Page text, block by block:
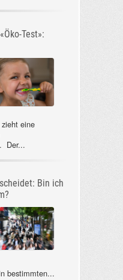
Test»:
eine
Der...
Bin ich
bestimmten...